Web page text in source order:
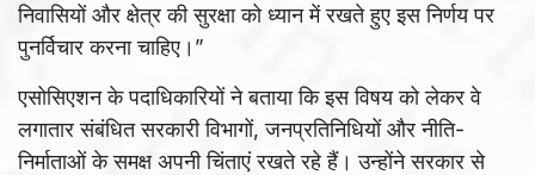
निवासियों और क्षेत्र की सुरक्षा को ध्यान में रखते हुए इस निर्णय पर
पुनर्विचार करना चाहिए।”
एसोसिएशन के पदाधिकारियों ने बताया कि इस विषय को लेकर वे
लगातार संबंधित सरकारी विभागों, जनप्रतिनिधियों और नीति-
निर्माताओं के समक्ष अपनी चिंताएं रखते रहे हैं। उन्होंने सरकार से